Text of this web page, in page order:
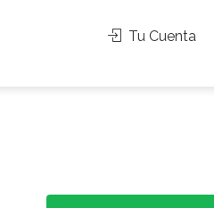
Tu Cuenta